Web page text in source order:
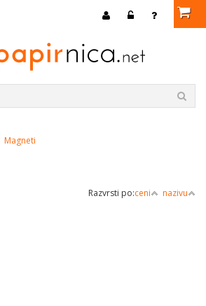
Magneti
Razvrsti po:ceni nazivu